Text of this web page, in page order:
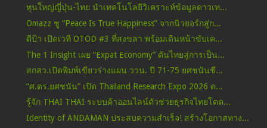
ทุนใหญ่ญี่ปุ่น-ไทย นำเทคโนโลยีวิเคราะห์ข้อมูลดาวเท...
Omazz ชู “Peace Is True Happiness” จากนิวยอร์กสู่ก...
ดีป้า เปิดเวที OTOD #3 ที่สงขลา พร้อมเดินหน้าขับเค...
The 1 Insight เผย “Expat Economy” ดันไทยสู่การเป็น...
สกสว.เปิดพิมพ์เขียวร่างแผน ววน. ปี 71-75 ยศชนันชี...
“ศ.ดร.ยศชนัน” เปิด Thailand Research Expo 2026 ด...
รู้จัก THAI THAI ระบบค้าออนไลน์ตัวช่วยธุรกิจไทยโตต...
Identity of ANDAMAN ประสบความสำเร็จ! สร้างโอกาสทาง...